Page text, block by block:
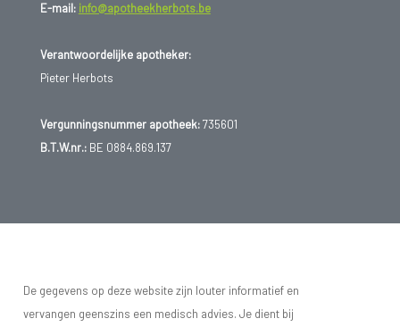
E-mail: info@apotheekherbots.be
Verantwoordelijke apotheker:
Pieter Herbots
Vergunningsnummer apotheek:735601
B.T.W.nr.:BE 0884.869.137
De gegevens op deze website zijn louter informatief en
vervangen geenszins een medisch advies. Je dient bij